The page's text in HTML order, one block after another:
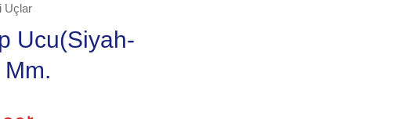
Uçlar
Ucu(Siyah-